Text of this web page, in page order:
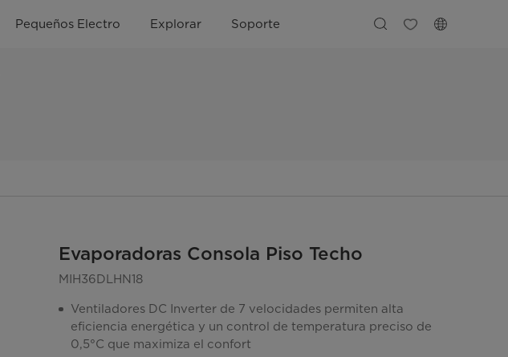
Pequeños Electro Explorar Soporte
Evaporadoras Consola Piso Techo
MIH36DLHN18
Ventiladores DC Inverter de 7 velocidades permiten alta
eficiencia energética y un control de temperatura preciso de
0,5°C que maximiza el confort